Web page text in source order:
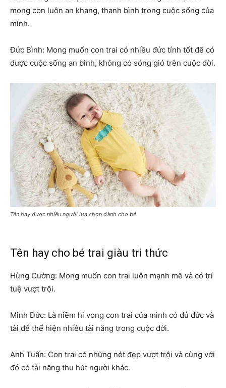
mong con luôn an khang, thanh bình trong cuộc sống của
mình.
Đức Bình: Mong muốn con trai có nhiều đức tính tốt để có
được cuộc sống an bình, không có sóng gió trên cuộc đời.
Tên hay được nhiều người lựa chọn dành cho bé
Tên hay cho bé trai giàu tri thức
Hùng Cường: Mong muốn con trai luôn mạnh mẽ và có trí
tuệ vượt trội.
Minh Đức: Là niềm hi vong con trai của mình có đủ đức và
tài để thể hiện nhiều tài năng trong cuộc đời.
Anh Tuấn: Con trai có những nét đẹp vượt trội và cùng với
đó có tài năng thu hút người khác.